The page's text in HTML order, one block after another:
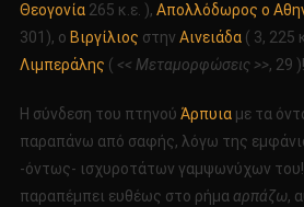
Θεογονία265 κ.ε. ), Απολλόδωρος ο
301), ο Βιργίλιος στην Αινειάδα( 3, 225
Λιμπεράλης ( << Μεταμορφώσεις >>, 29
Η σύνδεση του πτηνού Άρπυιαμε τα
παραπάνω από σαφής, λόγω της
-όντως- ισχυροτάτων γαμψωνύχων
παραπέμπει ευθέως στο ρήμα αρπάζω,